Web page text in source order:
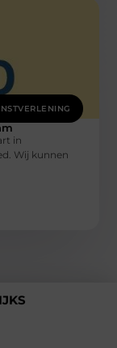
in
Wij kunnen